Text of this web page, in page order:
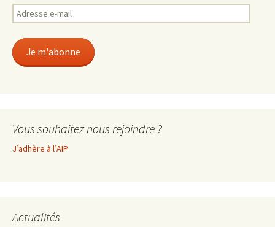
Adresse
e-
Je m'abonne
Vous souhaitez nous rejoindre ?
J’adhère à l’AIP
Actualités